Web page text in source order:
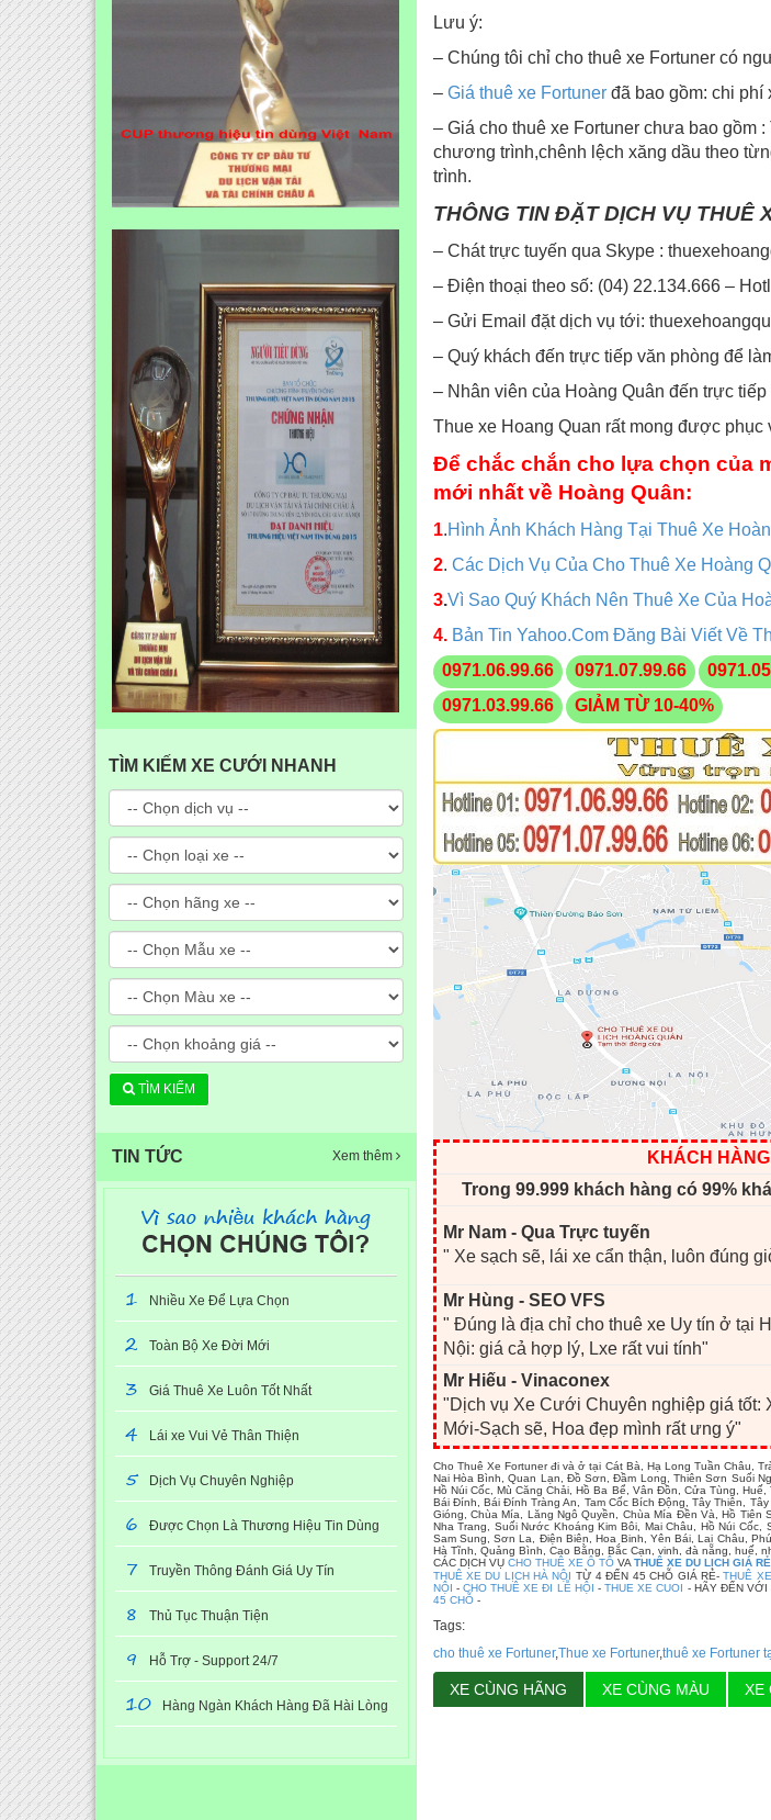
TÌM KIẾM XE CƯỚI NHANH
TÌM KIẾM
TIN TỨC Xem thêm
1 Nhiều Xe Để Lựa Chọn
2 Toàn Bộ Xe Đời Mới
3 Giá Thuê Xe Luôn Tốt Nhất
4 Lái xe Vui Vẻ Thân Thiện
5 Dịch Vụ Chuyên Nghiệp
6 Được Chọn Là Thương Hiệu Tin Dùng
7 Truyền Thông Đánh Giá Uy Tín
8 Thủ Tục Thuận Tiện
9 Hỗ Trợ - Support 24/7
10 Hàng Ngàn Khách Hàng Đã Hài Lòng
Lưu ý:
– Chúng tôi chỉ cho thuê xe Fortuner có
– Giá thuê xe Fortuner đã bao gồm: chi
– Giá cho thuê xe Fortuner chưa bao gồm
chương trình,chênh lệch xăng dầu theo
trình.
THÔNG TIN ĐẶT DỊCH VỤ THUÊ
– Chát trực tuyến qua Skype :
– Điện thoại theo số: (04) 22.134.666 –
– Gửi Email đặt dịch vụ tới:
– Quý khách đến trực tiếp văn phòng để
– Nhân viên của Hoàng Quân đến trực
Thue xe Hoang Quan rất mong được phục
Để chắc chắn cho lựa chọn của
mới nhất về Hoàng Quân:
1.Hình Ảnh Khách Hàng Tại Thuê Xe
2. Các Dịch Vụ Của Cho Thuê Xe Hoàng
3.Vì Sao Quý Khách Nên Thuê Xe Của
4.Bản Tin Yahoo.Com Đăng Bài Viết Về
0971.06.99.66
0971.07.99.66
0971.03.99.66
GIẢM TỪ 10-40%
KHÁCH
Trong 99.999 khách hàng có 99%
Mr Nam - Qua Trực tuyến
" Xe sạch sẽ, lái xe cẩn thận, luôn đúng
Mr Hùng - SEO VFS
" Đúng là địa chỉ cho thuê xe Uy tín ở tại
Nội: giá cả hợp lý, Lxe rất vui tính"
Mr Hiếu - Vinaconex
"Dịch vụ Xe Cưới Chuyên nghiệp giá tốt:
Mới-Sạch sẽ, Hoa đẹp mình rất ưng ý"
Cho Thuê Xe Fortuner đi và ở tại Cát Bà, Hạ Long Tuần Châu,
Nai Hòa Bình, Quan Lạn, Đồ Sơn, Đầm Long, Thiên Sơn Suối
Hồ Núi Cốc, Mù Căng Chải, Hồ Ba Bể, Vân Đồn, Cửa Tùng,
Bái Đính, Bái Đính Tràng An, Tam Cốc Bích Động, Tây Thiên,
Gióng, Chùa Mía, Lăng Ngô Quyền, Chùa Mía Đền Và, Hồ Tiên
Nha Trang, Suối Nước Khoáng Kim Bôi, Mai Châu, Hồ Núi
Sam Sung, Sơn La, Điện Biên, Hoa Binh, Yên Bái, Lai Châu,
Hà Tĩnh, Quảng Bình, Cao Bằng, Bắc Cạn, vinh, đà nẵng, huế,
CÁC DỊCH VỤ CHO THUÊ XE Ô TÔVA THUÊ XE DU LỊCH GIÁ RẺ
THUÊ XE DU LỊCH HÀ NỘI TỪ 4 ĐẾN 45 CHỖ GIÁ RẺ-THUÊ
NỘI - CHO THUÊ XE ĐI LỄ HỘI -THUE XE CUOI - HÃY ĐẾN VỚI
45 CHỖ-
Tags:
cho thuê xe Fortuner,Thue xe Fortuner,thuê xe Fortuner
XE CÙNG HÃNG XE CÙNG MÀU XE